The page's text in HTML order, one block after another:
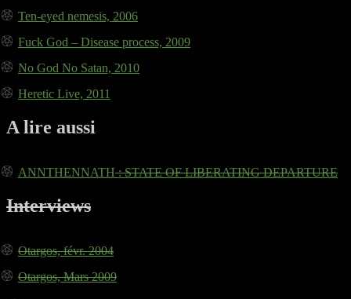
Ten-eyed nemesis, 2006
Fuck God – Disease process, 2009
No God No Satan, 2010
Heretic Live, 2011
A lire aussi
ANNTHENNATH: STATE OF LIBERATING DEPARTURE
Interviews
Otargos, févr. 2004
Otargos, Mars 2009